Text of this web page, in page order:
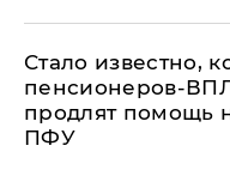
Стало известно,
пенсионеров-
продлят помощь
ПФУ